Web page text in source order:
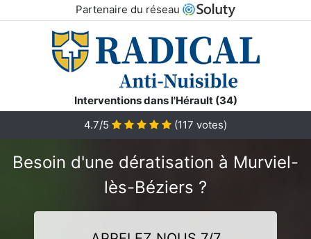
Partenaire du réseau
Interventions dans l'Hérault (34)
4.7/5 (117 votes)
Besoin d'une dératisation à Murviel-
lès-Béziers ?